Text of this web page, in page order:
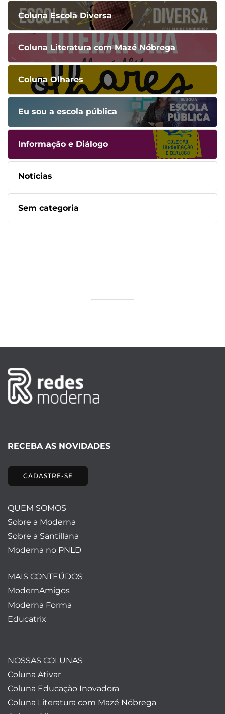
Coluna Escola Diversa
Coluna Literatura com Mazé Nóbrega
Coluna Olhares
Eu sou a escola pública
Informação e Diálogo
Notícias
Sem categoria
RECEBA AS NOVIDADES
CADASTRE-SE
QUEM SOMOS
Sobre a Moderna
Sobre a Santillana
Moderna no PNLD
MAIS CONTEÚDOS
ModernAmigos
Moderna Forma
Educatrix
NOSSAS COLUNAS
Coluna Ativar
Coluna Educação Inovadora
Coluna Literatura com Mazé Nóbrega